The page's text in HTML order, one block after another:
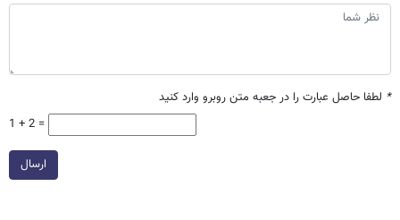
* لطفا حاصل عبارت را در جعبه متن روبرو وارد کنید
1 + 2 =
ارسال